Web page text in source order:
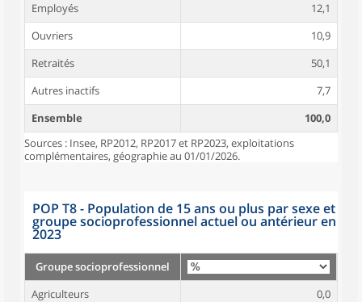
Employés
12,1
Ouvriers
10,9
Retraités
50,1
Autres inactifs
7,7
Ensemble
100,0
Sources : Insee, RP2012, RP2017 et RP2023, exploitations
complémentaires, géographie au 01/01/2026.
POP T8 - Population de 15 ans ou plus par sexe et
groupe socioprofessionnel actuel ou antérieur en
2023
Groupe socioprofessionnel
Agriculteurs
0,0